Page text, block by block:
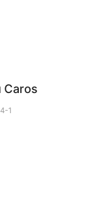
Caros
1